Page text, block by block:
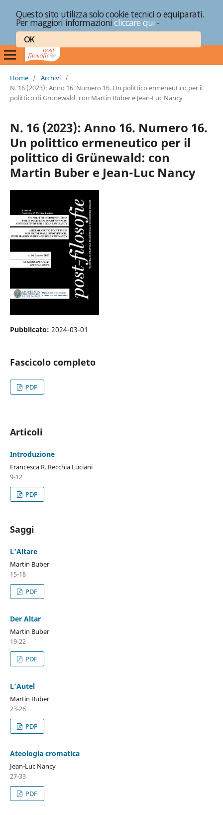
Questo sito utilizza solo cookie tecnici o equiparati.
Per maggiori informazionicliccare qui -
OK
Home / Archivi /
N. 16 (2023): Anno 16. Numero 16. Un polittico ermeneutico per il
polittico di Grünewald: con Martin Buber e Jean-Luc Nancy
N. 16 (2023): Anno 16. Numero 16.
Un polittico ermeneutico per il
polittico di Grünewald: con
Martin Buber e Jean-Luc Nancy
Pubblicato: 2024-03-01
Fascicolo completo
PDF
Articoli
Introduzione
Francesca R. Recchia Luciani
9-12
PDF
Saggi
L’Altare
Martin Buber
15-18
PDF
Der Altar
Martin Buber
19-22
PDF
L’Autel
Martin Buber
23-26
PDF
Ateologia cromatica
Jean-Luc Nancy
27-33
PDF